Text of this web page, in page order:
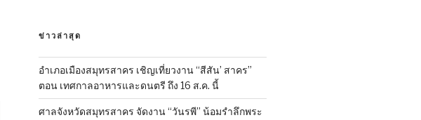
ข่าวล่าสุด
อำเภอเมืองสมุทรสาคร เชิญเที่ยวงาน “สีสัน’ สาคร”
ตอน เทศกาลอาหารและดนตรี ถึง 16 ส.ค. นี้
ศาลจังหวัดสมุทรสาคร จัดงาน “วันรพี” น้อมรำลึกพระ